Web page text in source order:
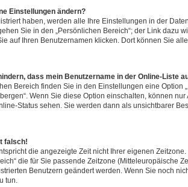
Einstellungen ändern?
haben, werden alle Ihre Einstellungen in der
Sie in den „Persönlichen Bereich“; der Link dazu
auf Ihren Benutzernamen klicken. Dort können Sie
dass mein Benutzername in der Online-Liste
Bereich finden Sie in den Einstellungen eine Option
Wenn Sie diese Option einschalten, können
Status sehen. Sie werden dann als unsichtbarer
falsch!
die angezeigte Zeit nicht Ihrer eigenen
die für Sie passende Zeitzone (Mitteleuropäische
Benutzern geändert werden. Wenn Sie noch
tun.